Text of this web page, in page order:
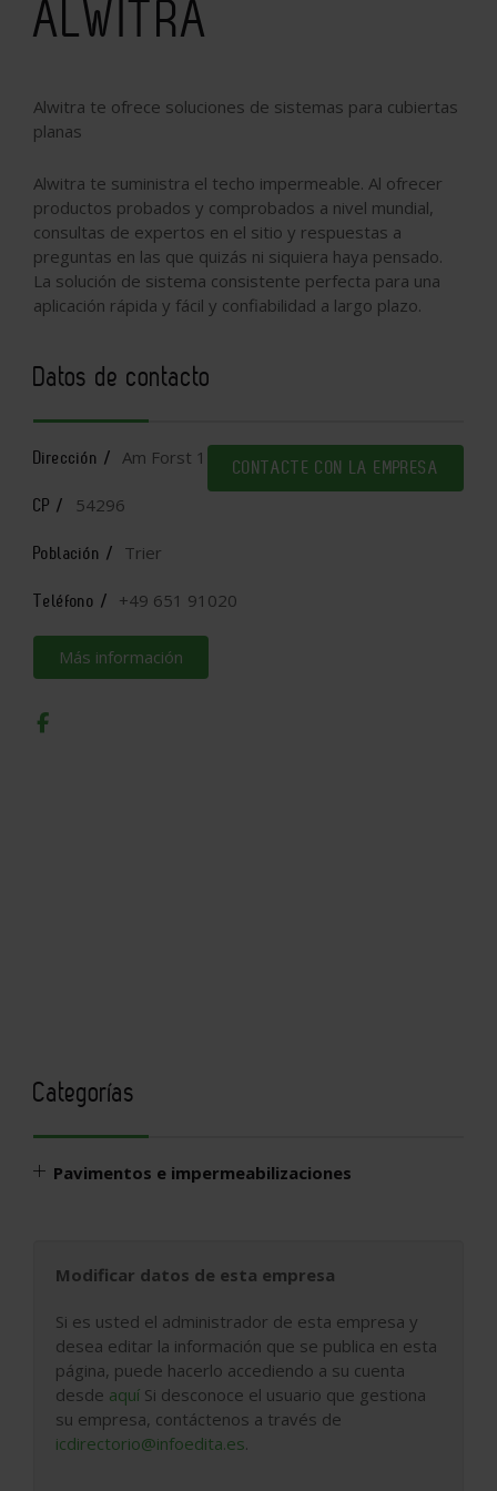
ALWITRA
Alwitra te ofrece soluciones de sistemas para cubiertas
planas
Alwitra te suministra el techo impermeable. Al ofrecer
productos probados y comprobados a nivel mundial,
consultas de expertos en el sitio y respuestas a
preguntas en las que quizás ni siquiera haya pensado.
La solución de sistema consistente perfecta para una
aplicación rápida y fácil y confiabilidad a largo plazo.
Datos de contacto
CONTACTE CON LA EMPRESA
Dirección / Am Forst 1
CP / 54296
Población / Trier
Teléfono / +49 651 91020
Más información
Categorías
Pavimentos e impermeabilizaciones
Modificar datos de esta empresa
Si es usted el administrador de esta empresa y
desea editar la información que se publica en esta
página, puede hacerlo accediendo a su cuenta
desde aquí Si desconoce el usuario que gestiona
su empresa, contáctenos a través de
icdirectorio@infoedita.es.